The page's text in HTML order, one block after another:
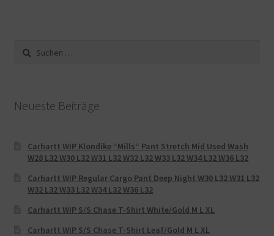
Suche
nach:
Neueste Beiträge
Carhartt WIP Klondike “Mills“ Pant Stretch Mid Used Wash
W28 L32 W30 L32 W31 L32 W32 L32 W33 L32 W34 L32 W36 L32
Carhartt WIP Regular Cargo Pant Deep Night W30 L32 W31 L32
W32 L32 W33 L32 W34 L32 W36 L32
Carhartt WIP S/S Chase T-Shirt White/Gold M L XL
Carhartt WIP S/S Chase T-Shirt Leaf/Gold M L XL